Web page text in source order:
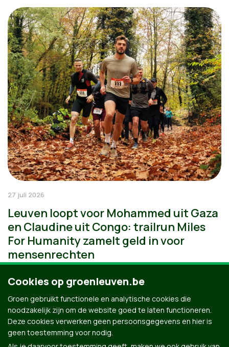
27 juli 2026
Leuven loopt voor Mohammed uit Gaza
en Claudine uit Congo: trailrun Miles
For Humanity zamelt geld in voor
mensenrechten
Cookies op groenleuven.be
Groen gebruikt functionele en analytische cookies die
noodzakelijk zijn om de website goed te laten functioneren.
Deze cookies verwerken geen persoonsgegevens en hier is
geen toestemming voor nodig.